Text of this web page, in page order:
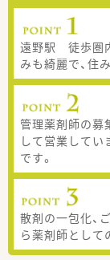
遠野駅 徒歩圏
みも綺麗で、住
管理薬剤師の募
して営業してい
です。
散剤の一包化、
ら薬剤師として